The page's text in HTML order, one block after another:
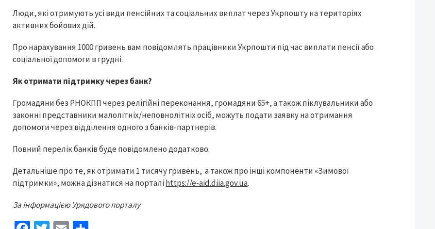
Люди, які отримують усі види пенсійних та соціальних виплат через Укрпошту на територіях
активних бойових дій.
Про нарахування 1000 гривень вам повідомлять працівники Укрпошти під час виплати пенсії або
соціальної допомоги в грудні.
Як отримати підтримку через банк?
Громадяни без РНОКПП через релігійні переконання, громадяни 65+, а також піклувальники або
законні представники малолітніх/неповнолітніх осіб, можуть подати заявку на отримання
допомоги через відділення одного з банків-партнерів.
Повний перелік банків буде повідомлено додатково.
Детальніше про те, як отримати 1 тисячу гривень, а також про інші компоненти «Зимової
підтримки», можна дізнатися на порталіhttps://e-aid.diia.gov.ua.
За інформацією Урядового порталу